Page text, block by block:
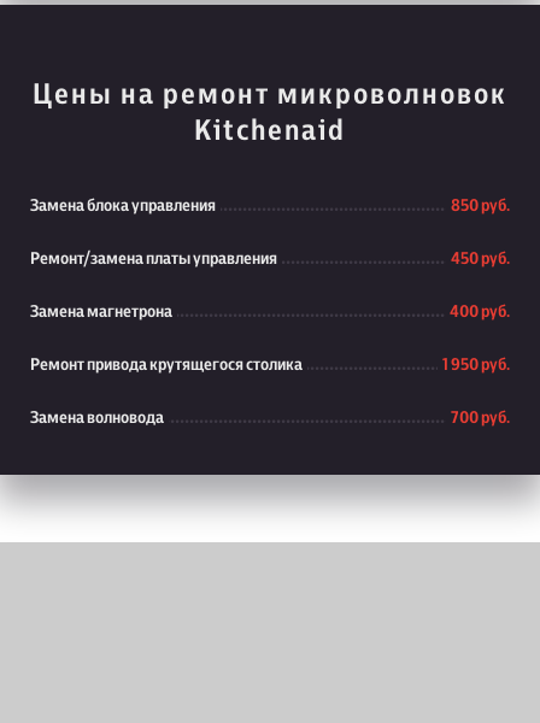
Цены на ремонт микроволновок
Kitchenaid
Замена блока управления 850 руб.
Ремонт/замена платы управления 450 руб.
Замена магнетрона 400 руб.
Ремонт привода крутящегося столика 1 950 руб.
Замена волновода 700 руб.